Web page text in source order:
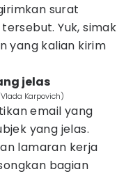
surat
tersebut. Yuk, simak
yang kalian kirim
jelas
Karpovich)
email yang
yang jelas.
lamaran kerja
bagian